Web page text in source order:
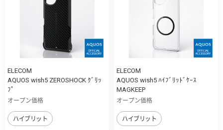
ELECOM
AQUOS wish5 ZEROSHOCK ｸﾞﾘｯ
ﾌﾟ
オープン価格
ハイブリット
ELECOM
AQUOS wish5 ﾊｲﾌﾞﾘｯﾄﾞｹｰｽ
MAGKEEP
オープン価格
ハイブリット